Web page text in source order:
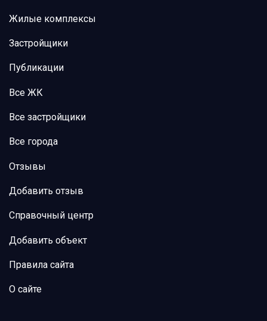
Жилые комплексы
Застройщики
Публикации
Все ЖК
Все застройщики
Все города
Отзывы
Добавить отзыв
Справочный центр
Добавить объект
Правила сайта
О сайте